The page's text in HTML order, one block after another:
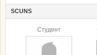
SCUNS
Студент